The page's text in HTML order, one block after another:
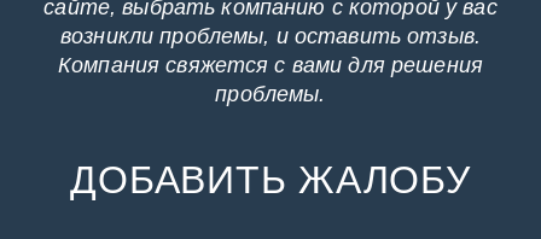
сайте, выбрать компанию с которой у вас
возникли проблемы, и оставить отзыв.
Компания свяжется с вами для решения
проблемы.
ДОБАВИТЬ ЖАЛОБУ